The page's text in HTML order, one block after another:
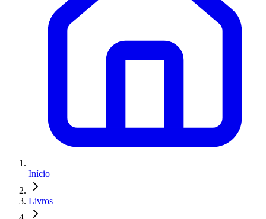
Início
Livros